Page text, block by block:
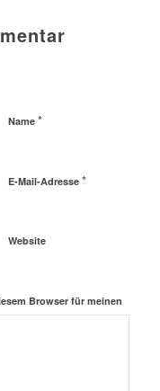
Name *
E-Mail-Adresse *
Website
Browser für meinen